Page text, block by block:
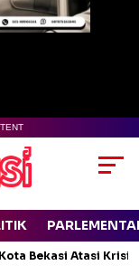
Bekasi Atasi